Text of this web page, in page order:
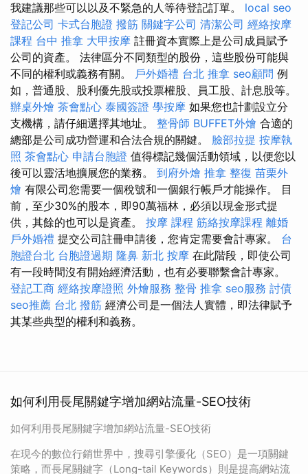
我建議那些可以以及不緊急的人等待登記訂單。 local seo
登記公司 卡式台胞證 撥筋 關鍵字公司 清潔公司 經絡按摩
課程 台中 推拿 大甲按摩 註冊資本實際上是公司成員賦予
公司的資產。 法律區分不同類型的股份，這些股份可能與
不同的權利或義務有關。 戶外婚禮 台北 推拿 seo顧問 例
如，普通股、股利優先股或投票權股、員工股、計息股等。
辦桌外燴 茶會點心 泰國簽證 學按摩 如果您也計劃設立分
支機構，請仔細選擇其地址。 整骨師 BUFFET外燴 合適的
總部是公司成功營運和合法合規的關鍵。 臉部拉提 按摩執
照 茶會點心 申請台胞證 值得標記幾個活動領域，以便您以
後可以靈活地擴展您的業務。 到府外燴 推拿 整復 苗栗外
燴 有限公司您需要一個稅號和一個銀行帳戶才能操作。 目
前，至少30%的股本，即90萬福林，必須以現金形式提
供，其餘的也可以是資產。 按摩 課程 筋絡按摩課程 離婚
戶外婚禮 提交公司註冊申請後，您肯定需要會計專家。 台
胞證台北 台胞證過期 隆鼻 新北 按摩 在此階段，即使公司
有一段時間沒有開始經濟活動，也有必要聯繫會計專家。
登記工商 經絡按摩證照 外燴服務 整骨 推拿 seo服務 討債
seo推薦 台北 撥筋 經濟公司是一個法人實體，即法律賦予
其某些典型的權利和義務。
如何利用長尾關鍵字增加網站流量-SEO技術
如何利用長尾關鍵字增加網站流量-SEO技術
在現今的數位行銷世界中，搜尋引擎優化（SEO）是一項關鍵
策略，而長尾關鍵字（Long-tail Keywords）則是提高網站流